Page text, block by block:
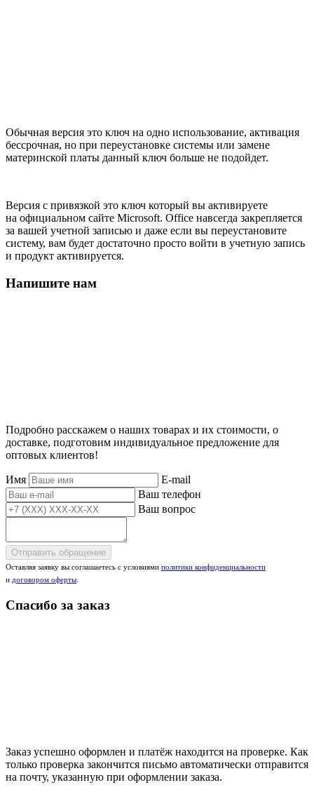
Обычная версия это ключ на одно использование, активация
бессрочная, но при переустановке системы или замене
материнской платы данный ключ больше не подойдет.
Версия с привязкой это ключ который вы активируете
на официальном сайте Microsoft. Office навсегда закрепляется
за вашей учетной записью и даже если вы переустановите
систему, вам будет достаточно просто войти в учетную запись
и продукт активируется.
Напишите нам
Подробно расскажем о наших товарах и их стоимости, о
доставке, подготовим индивидуальное предложение для
оптовых клиентов!
Имя
E-mail
Ваш телефон
Ваш вопрос
Отправить обращение
Оставляя заявку вы соглашаетесь с условиями политики конфиденциальности
и договором оферты
Спасибо за заказ
Заказ успешно оформлен и платёж находится на проверке. Как
только проверка закончится письмо автоматически отправится
на почту, указанную при оформлении заказа.